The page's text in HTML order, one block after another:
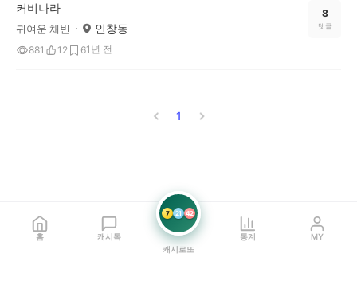
커비나라
귀여운 채빈 인창동
881 12 61년 전
8
댓글
1
홈 캐시톡
7 21 42
캐시로또
통계 MY